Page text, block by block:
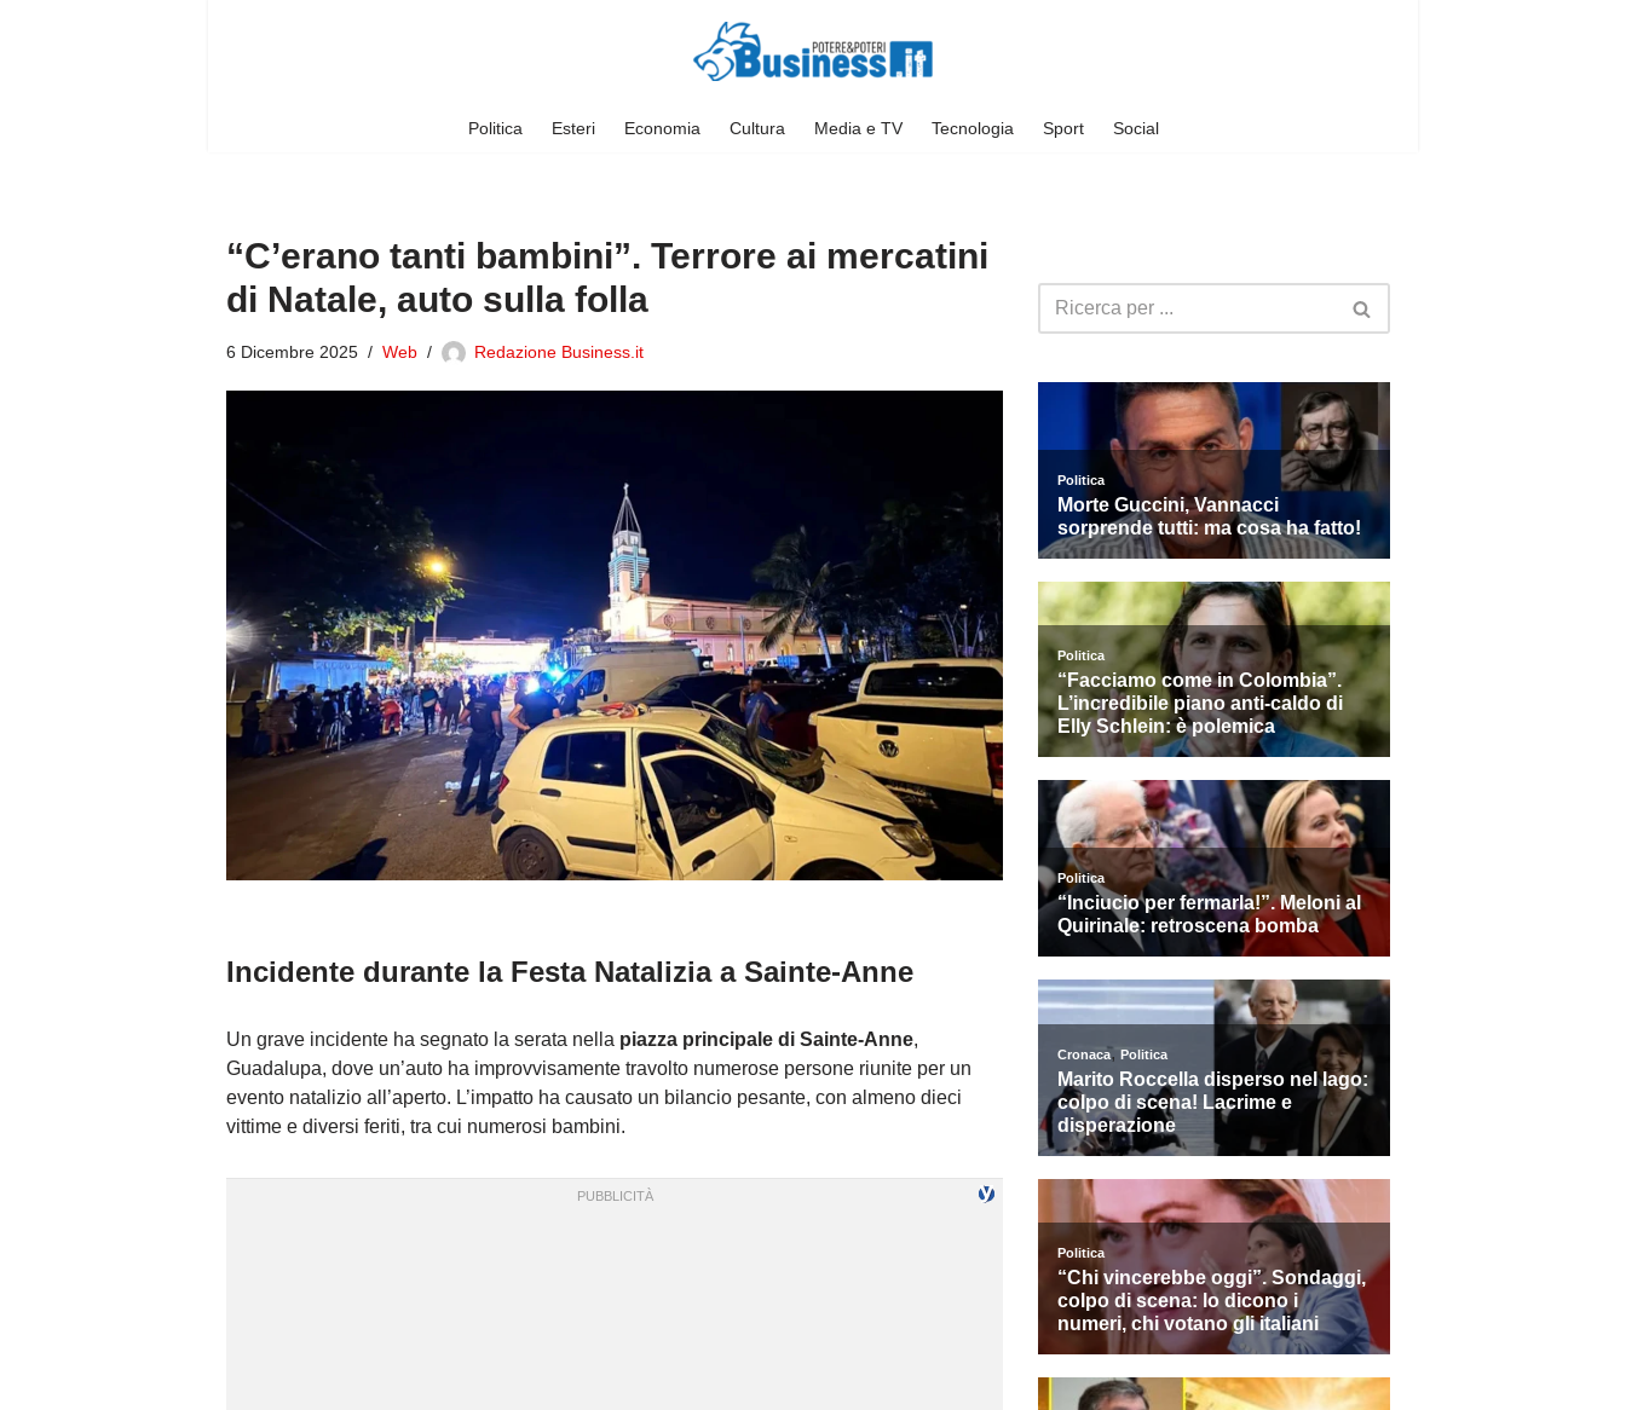
Politica Esteri Economia Cultura Media e TV Tecnologia Sport Social
“C’erano tanti bambini”. Terrore ai mercatini
di Natale, auto sulla folla
6 Dicembre 2025 Web Redazione Business.it
Incidente durante la Festa Natalizia a Sainte-Anne
Un grave incidente ha segnato la serata nella piazza principale di Sainte-Anne,
Guadalupa, dove un’auto ha improvvisamente travolto numerose persone riunite per un
evento natalizio all’aperto. L’impatto ha causato un bilancio pesante, con almeno dieci
vittime e diversi feriti, tra cui numerosi bambini.